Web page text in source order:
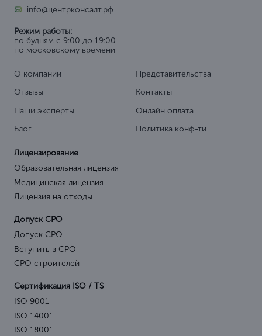
info@центрконсалт.рф
Режим работы:
по будням с 9:00 до 19:00
по московскому времени
О компании
Отзывы
Наши эксперты
Блог
Представительства
Контакты
Онлайн оплата
Политика конф-ти
Лицензирование
Образовательная лицензия
Медицинская лицензия
Лицензия на отходы
Допуск СРО
Допуск СРО
Вступить в СРО
СРО строителей
Сертификация ISO / TS
ISO 9001
ISO 14001
ISO 18001